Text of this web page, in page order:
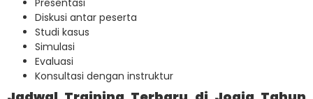
Diskusi antar peserta
Studi kasus
Simulasi
Evaluasi
Konsultasi dengan instruktur